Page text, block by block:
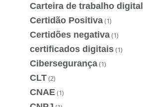
Carteira de trabalho digital
Certidão Positiva (1)
Certidões negativa (1)
certificados digitais (1)
Cibersegurança (1)
CLT (2)
CNAE (1)